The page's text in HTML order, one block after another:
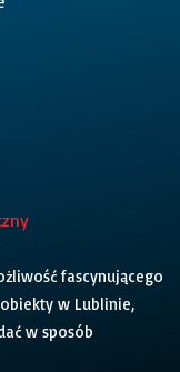
fascynującego
w Lublinie,
w sposób